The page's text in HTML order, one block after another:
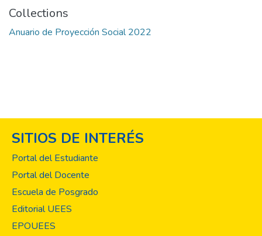
Collections
Anuario de Proyección Social 2022
SITIOS DE INTERÉS
Portal del Estudiante
Portal del Docente
Escuela de Posgrado
Editorial UEES
EPOUEES